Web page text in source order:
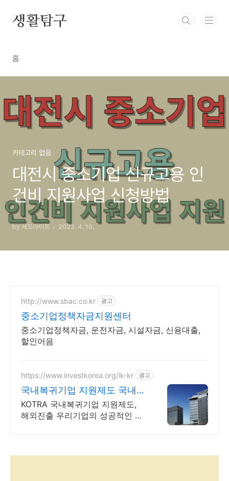
생활탐구
홈
카테고리 없음
대전시 중소기업 신규고용 인
건비 지원사업 신청방법
by 세모라이프 2023. 4. 10.
http://www.sbac.co.kr 광고
중소기업정책자금지원센터
중소기업정책자금, 운전자금, 시설자금, 신용대출,
할인어음
https://www.investkorea.org/ik-kr 광고
국내복귀기업 지원제도 국내복
귀 투자보조금 신청
KOTRA 국내복귀기업 지원제도,
해외진출 우리기업의 성공적인 국